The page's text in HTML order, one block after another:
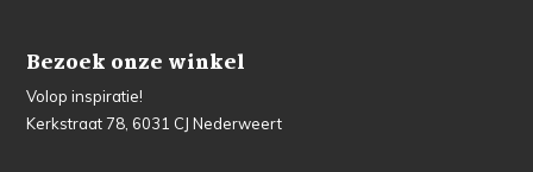
Bezoek onze winkel
Volop inspiratie!
Kerkstraat 78, 6031 CJ Nederweert